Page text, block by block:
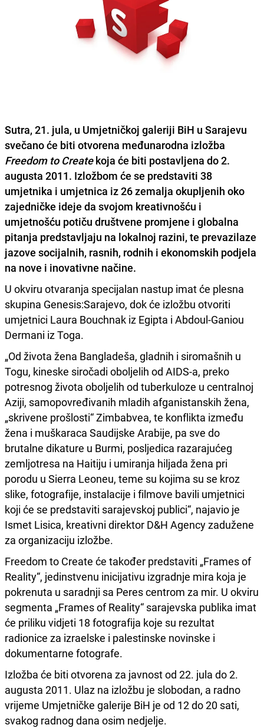
Sutra, 21. jula, u Umjetničkoj galeriji BiH u Sarajevu
svečano će biti otvorena međunarodna izložba
Freedom to Createkoja će biti postavljena do 2.
augusta 2011. Izložbom će se predstaviti 38
umjetnika i umjetnica iz 26 zemalja okupljenih oko
zajedničke ideje da svojom kreativnošću i
umjetnošću potiču društvene promjene i globalna
pitanja predstavljaju na lokalnoj razini, te prevazilaze
jazove socijalnih, rasnih, rodnih i ekonomskih podjela
na nove i inovativne načine.
U okviru otvaranja specijalan nastup imat će plesna
skupina Genesis:Sarajevo, dok će izložbu otvoriti
umjetnici Laura Bouchnak iz Egipta i Abdoul-Ganiou
Dermani iz Toga.
„Od života žena Bangladeša, gladnih i siromašnih u
Togu, kineske siročadi oboljelih od AIDS-a, preko
potresnog života oboljelih od tuberkuloze u centralnoj
Aziji, samopovređivanih mladih afganistanskih žena,
„skrivene prošlosti“ Zimbabvea, te konflikta između
žena i muškaraca Saudijske Arabije, pa sve do
brutalne dikature u Burmi, posljedica razarajućeg
zemljotresa na Haitiju i umiranja hiljada žena pri
porodu u Sierra Leoneu, teme su kojima su se kroz
slike, fotografije, instalacije i filmove bavili umjetnici
koji će se predstaviti sarajevskoj publici“, najavio je
Ismet Lisica, kreativni direktor D&H Agency zadužene
za organizaciju izložbe.
Freedom to Create će također predstaviti „Frames of
Reality“, jedinstvenu inicijativu izgradnje mira koja je
pokrenuta u saradnji sa Peres centrom za mir. U okviru
segmenta „Frames of Reality“ sarajevska publika imat
će priliku vidjeti 18 fotografija koje su rezultat
radionice za izraelske i palestinske novinske i
dokumentarne fotografe.
Izložba će biti otvorena za javnost od 22. jula do 2.
augusta 2011. Ulaz na izložbu je slobodan, a radno
vrijeme Umjetničke galerije BiH je od 12 do 20 sati,
svakog radnog dana osim nedjelje.